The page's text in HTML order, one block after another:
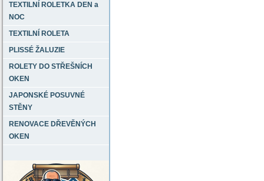
TEXTILNÍ ROLETKA DEN a
NOC
TEXTILNÍ ROLETA
PLISSÉ ŽALUZIE
ROLETY DO STŘEŠNÍCH
OKEN
JAPONSKÉ POSUVNÉ
STĚNY
RENOVACE DŘEVĚNÝCH
OKEN